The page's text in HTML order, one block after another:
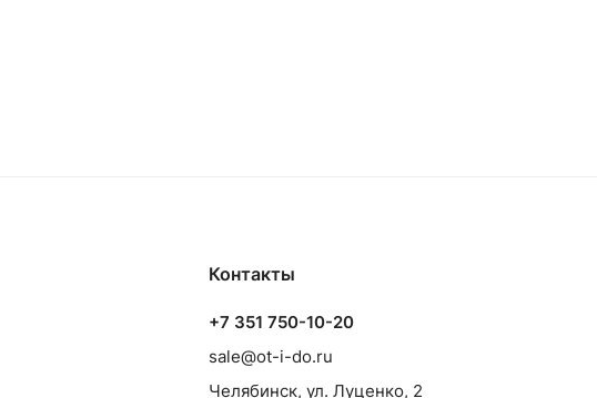
Контакты
+7 351 750-10-20
sale@ot-i-do.ru
Челябинск, ул. Луценко, 2